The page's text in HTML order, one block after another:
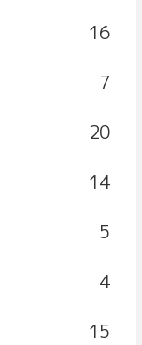
16
7
20
14
5
4
15